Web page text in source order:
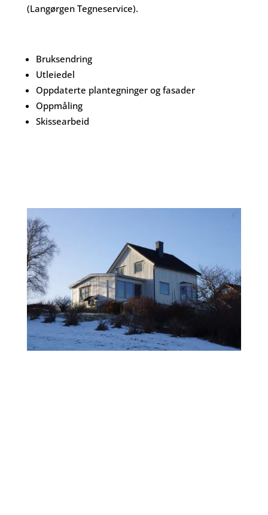
(Langørgen Tegneservice).
Bruksendring
Utleiedel
Oppdaterte plantegninger og fasader
Oppmåling
Skissearbeid